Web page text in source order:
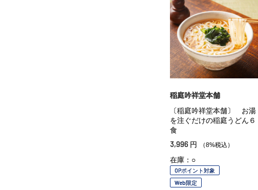
稲庭吟祥堂本舗
〔稲庭吟祥堂本舗〕 お湯
を注ぐだけの稲庭うどん６
食
3,996 円 （8%税込）
在庫：○
OPポイント対象
Web限定